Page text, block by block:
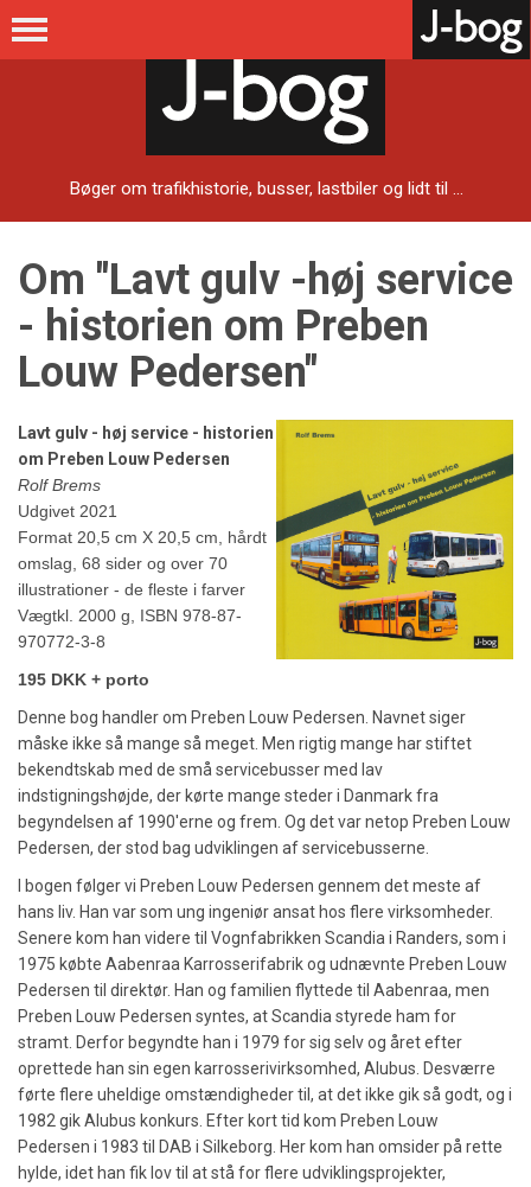
Bøger om trafikhistorie, busser, lastbiler og lidt til ...
Om "Lavt gulv -høj service
- historien om Preben
Louw Pedersen"
Lavt gulv - høj service - historien
om Preben Louw Pedersen
Rolf Brems
Udgivet 2021
Format 20,5 cm X 20,5 cm, hårdt
omslag, 68 sider og over 70
illustrationer - de fleste i farver
Vægtkl. 2000 g, ISBN 978-87-
970772-3-8
195 DKK + porto
Denne bog handler om Preben Louw Pedersen. Navnet siger
måske ikke så mange så meget. Men rigtig mange har stiftet
bekendtskab med de små servicebusser med lav
indstigningshøjde, der kørte mange steder i Danmark fra
begyndelsen af 1990'erne og frem. Og det var netop Preben Louw
Pedersen, der stod bag udviklingen af servicebusserne.
I bogen følger vi Preben Louw Pedersen gennem det meste af
hans liv. Han var som ung ingeniør ansat hos flere virksomheder.
Senere kom han videre til Vognfabrikken Scandia i Randers, som i
1975 købte Aabenraa Karrosserifabrik og udnævnte Preben Louw
Pedersen til direktør. Han og familien flyttede til Aabenraa, men
Preben Louw Pedersen syntes, at Scandia styrede ham for
stramt. Derfor begyndte han i 1979 for sig selv og året efter
oprettede han sin egen karrosserivirksomhed, Alubus. Desværre
førte flere uheldige omstændigheder til, at det ikke gik så godt, og i
1982 gik Alubus konkurs. Efter kort tid kom Preben Louw
Pedersen i 1983 til DAB i Silkeborg. Her kom han omsider på rette
hylde, idet han fik lov til at stå for flere udviklingsprojekter,